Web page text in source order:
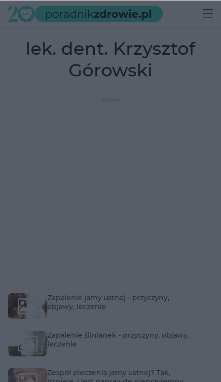
lek. dent. Krzysztof
Górowski
Zapalenie jamy ustnej - przyczyny,
objawy, leczenie
Zapalenie ślinianek - przyczyny, objawy,
leczenie
Zespół pieczenia jamy ustnej? Tak,